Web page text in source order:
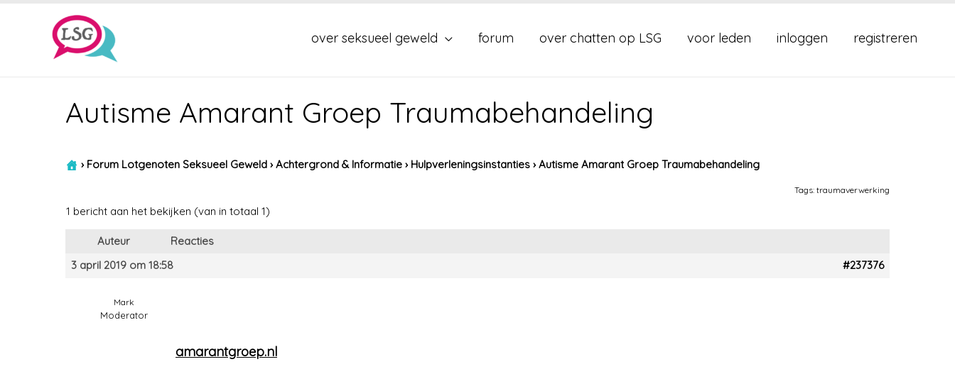
over seksueel geweld forum over chatten op LSG voor leden inloggen registreren
Autisme Amarant Groep Traumabehandeling
› Forum Lotgenoten Seksueel Geweld › Achtergrond & Informatie › Hulpverleningsinstanties › Autisme Amarant Groep Traumabehandeling
Tags: traumaverwerking
1 bericht aan het bekijken (van in totaal 1)
Auteur
Reacties
3 april 2019 om 18:58
#237376
Mark
Moderator
amarantgroep.nl